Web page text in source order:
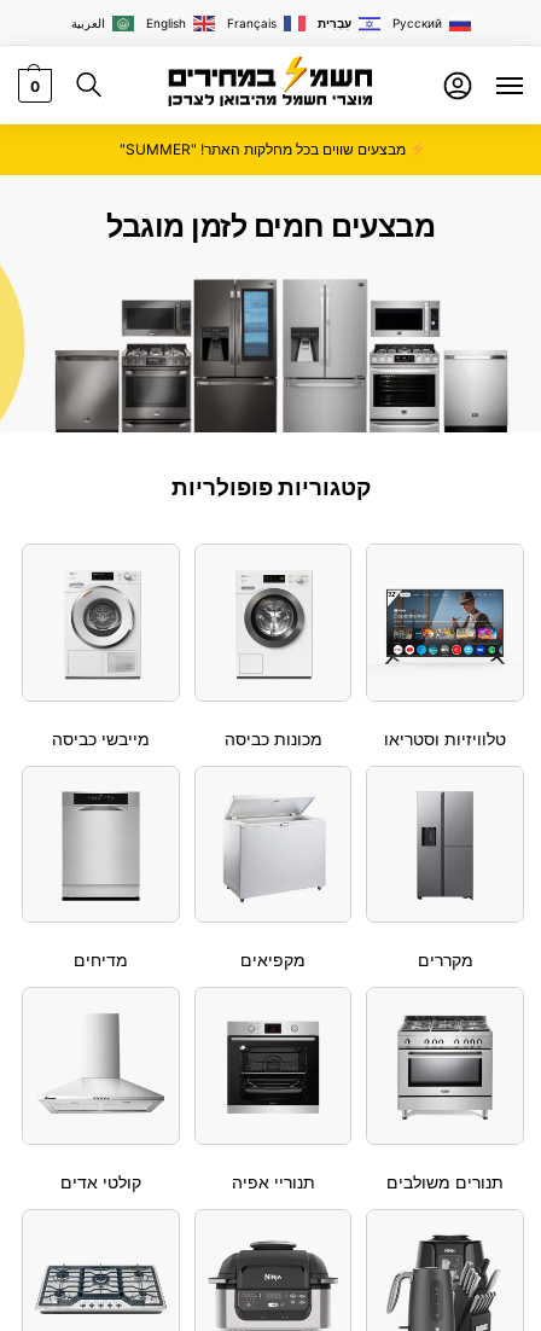
العربية English Français עִבְרִית Русский
0
מבצעים שווים בכל מחלקות האתר! "SUMMER"
מבצעים חמים לזמן מוגבל
קטגוריות פופולריות
טלוויזיות וסטריאו מכונות כביסה מייבשי כביסה
מקררים מקפיאים מדיחים
תנורים משולבים תנוריי אפיה קולטי אדים